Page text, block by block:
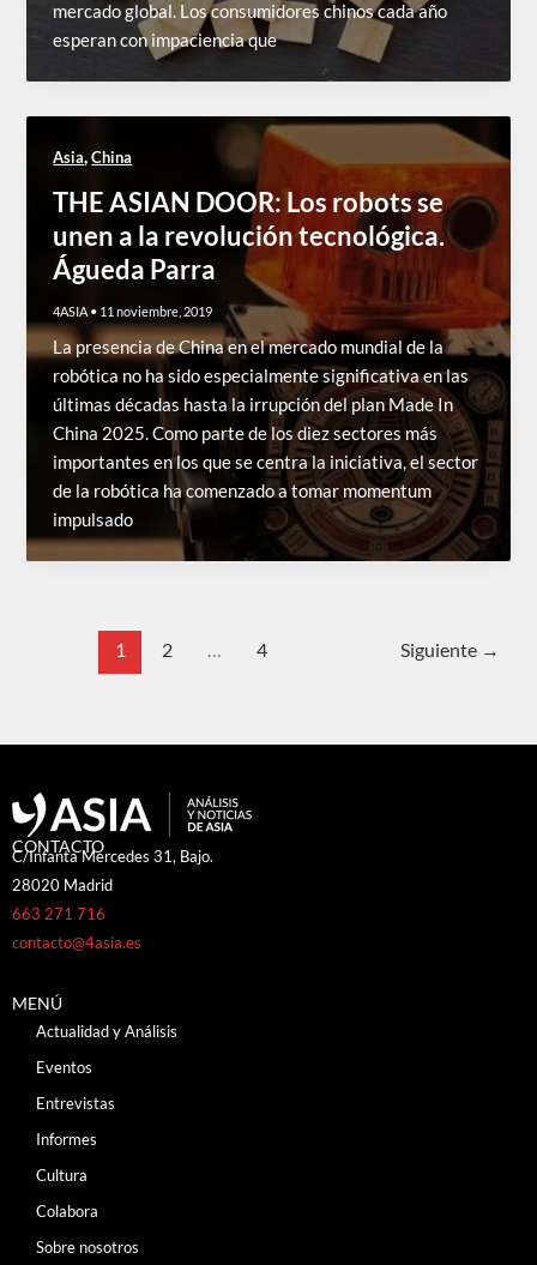
mercado global. Los consumidores chinos cada año
esperan con impaciencia que
Asia,China
THE ASIAN DOOR: Los robots se
unen a la revolución tecnológica.
Águeda Parra
4ASIA • 11 noviembre, 2019
La presencia de China en el mercado mundial de la
robótica no ha sido especialmente significativa en las
últimas décadas hasta la irrupción del plan Made In
China 2025. Como parte de los diez sectores más
importantes en los que se centra la iniciativa, el sector
de la robótica ha comenzado a tomar momentum
impulsado
1 2 … 4 Siguiente →
CONTACTO
C/Infanta Mercedes 31, Bajo.
28020 Madrid
663 271 716
contacto@4asia.es
MENÚ
Actualidad y Análisis
Eventos
Entrevistas
Informes
Cultura
Colabora
Sobre nosotros